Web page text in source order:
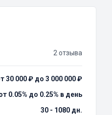
2 отзыва
30 000 ₽ до 3 000 000 ₽
0.05% до 0.25% в день
30 - 1080 дн.